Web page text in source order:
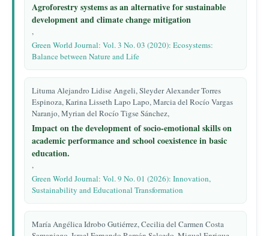
Agroforestry systems as an alternative for sustainable
development and climate change mitigation
,
Green World Journal: Vol. 3 No. 03 (2020): Ecosystems:
Balance between Nature and Life
Lituma Alejandro Lidise Angeli, Sleyder Alexander Torres
Espinoza, Karina Lisseth Lapo Lapo, Marcia del Rocío Vargas
Naranjo, Myrian del Rocío Tigse Sánchez,
Impact on the development of socio-emotional skills on
academic performance and school coexistence in basic
education.
,
Green World Journal: Vol. 9 No. 01 (2026): Innovation,
Sustainability and Educational Transformation
María Angélica Idrobo Gutiérrez, Cecilia del Carmen Costa